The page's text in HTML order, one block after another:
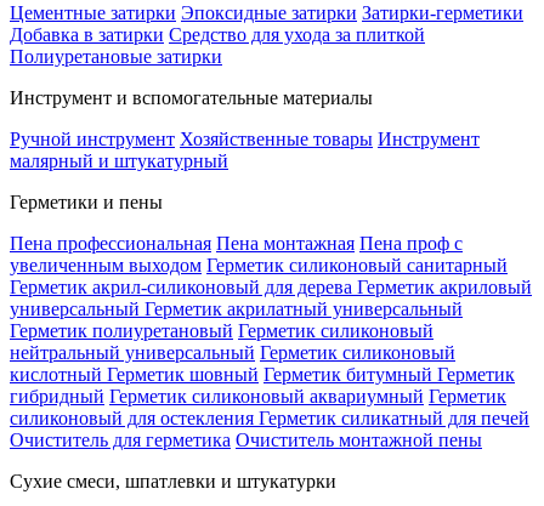
Цементные затирки Эпоксидные затирки Затирки-герметики
Добавка в затирки Средство для ухода за плиткой
Полиуретановые затирки
Инструмент и вспомогательные материалы
Ручной инструмент Хозяйственные товары Инструмент
малярный и штукатурный
Герметики и пены
Пена профессиональная Пена монтажная Пена проф с
увеличенным выходом Герметик силиконовый санитарный
Герметик акрил-силиконовый для дерева Герметик акриловый
универсальный Герметик акрилатный универсальный
Герметик полиуретановый Герметик силиконовый
нейтральный универсальный Герметик силиконовый
кислотный Герметик шовный Герметик битумный Герметик
гибридный Герметик силиконовый аквариумный Герметик
силиконовый для остекления Герметик силикатный для печей
Очиститель для герметика Очиститель монтажной пены
Сухие смеси, шпатлевки и штукатурки